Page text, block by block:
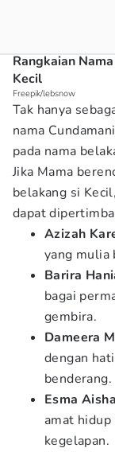
Rangkaian
Kecil
Freepik/lebsnow
Tak hanya
nama
pada nama
Jika Mama
belakang si
dapat
Azizah
yang mulia
Barira
bagai
gembira.
Dameera
dengan
benderang.
Esma
amat
kegelapan.